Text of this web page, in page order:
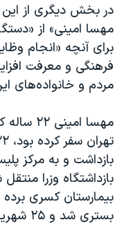
در بخش دیگری از این
مهسا امینی» از
برای آنچه «انجام
فرهنگی و معرفت
مردم و خانواده‌های
مهسا
بازداشت و به مرکز
بازداشتگاه وزرا
بیمارستان کسری
بستری شد و ۲۵ شهریور جان باخت.